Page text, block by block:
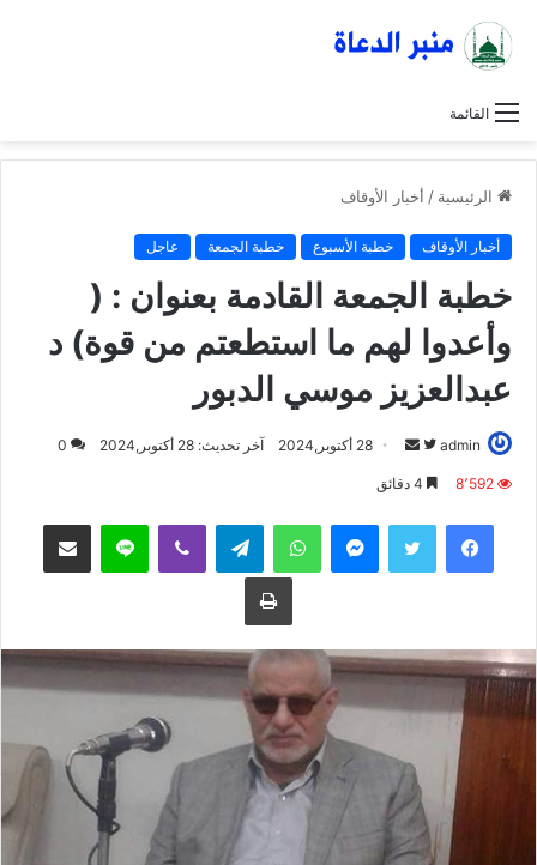
القائمة
الرئيسية / أخبار الأوقاف
أخبار الأوقاف خطبة الأسبوع خطبة الجمعة عاجل
خطبة الجمعة القادمة بعنوان : (
وأعدوا لهم ما استطعتم من قوة) د
عبدالعزيز موسي الدبور
admin
ت
ع
ت
و
ر
د
ا
ك
ر
و
28 أكتوبر,2024 آخر تحديث: 28 أكتوبر,2024 0
8٬592
فيسبوك واتساب لاين
طباعة